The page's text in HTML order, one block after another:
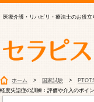
医療介護・リハビリ・療法士のお役立
ホーム 国家試験
軽度失語症の訓練：評価や介入のポイ